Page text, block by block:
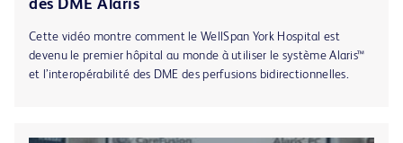
des DME Alaris
Cette vidéo montre comment le WellSpan York Hospital est
devenu le premier hôpital au monde à utiliser le système Alaris™
et l’interopérabilité des DME des perfusions bidirectionnelles.